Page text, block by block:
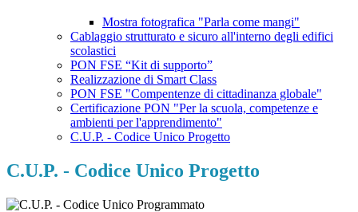
Mostra fotografica "Parla come mangi"
Cablaggio strutturato e sicuro all'interno degli edifici
scolastici
PON FSE “Kit di supporto”
Realizzazione di Smart Class
PON FSE "Compentenze di cittadinanza globale"
Certificazione PON "Per la scuola, competenze e
ambienti per l'apprendimento"
C.U.P. - Codice Unico Progetto
C.U.P. - Codice Unico Progetto